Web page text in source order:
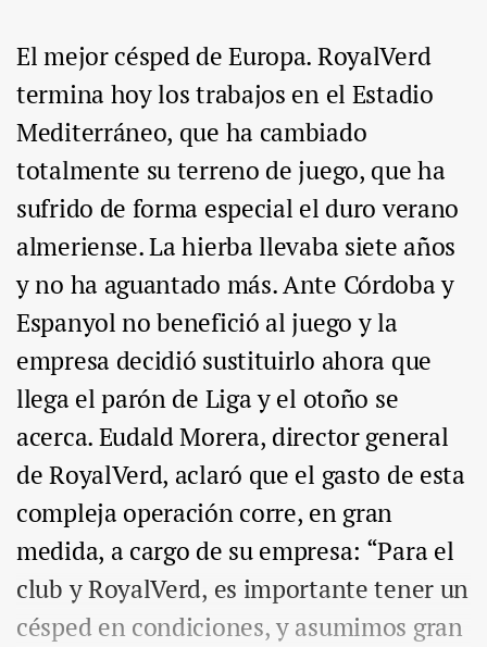
El mejor césped de Europa. RoyalVerd
termina hoy los trabajos en el Estadio
Mediterráneo, que ha cambiado
totalmente su terreno de juego, que ha
sufrido de forma especial el duro verano
almeriense. La hierba llevaba siete años
y no ha aguantado más. Ante Córdoba y
Espanyol no benefició al juego y la
empresa decidió sustituirlo ahora que
llega el parón de Liga y el otoño se
acerca. Eudald Morera, director general
de RoyalVerd, aclaró que el gasto de esta
compleja operación corre, en gran
medida, a cargo de su empresa: “Para el
club y RoyalVerd, es importante tener un
césped en condiciones, y asumimos gran